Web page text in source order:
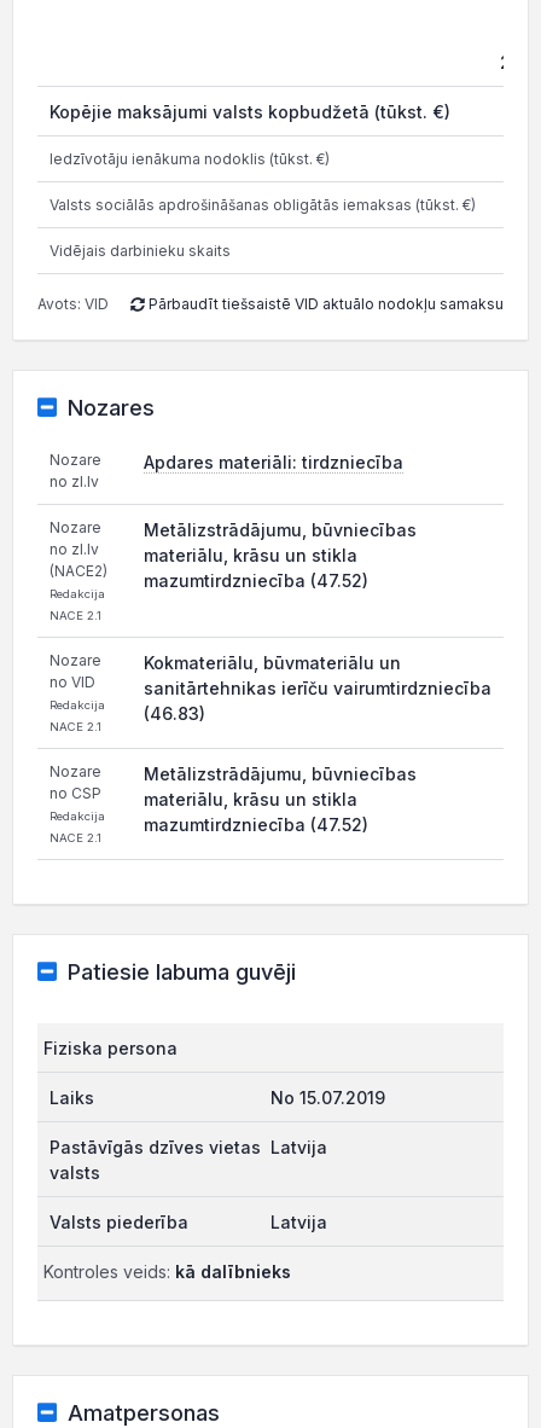
2025
Kopējie maksājumi valsts kopbudžetā (tūkst. €)
Iedzīvotāju ienākuma nodoklis (tūkst. €)
Valsts sociālās apdrošināšanas obligātās iemaksas (tūkst. €)
Vidējais darbinieku skaits
Avots: VID Pārbaudīt tiešsaistē VID aktuālo nodokļu samaksu
Nozares
Nozare
no zl.lv
Apdares materiāli: tirdzniecība
Nozare
no zl.lv
(NACE2)
Redakcija
NACE 2.1
Metālizstrādājumu, būvniecības
materiālu, krāsu un stikla
mazumtirdzniecība (47.52)
Nozare
no VID
Redakcija
NACE 2.1
Kokmateriālu, būvmateriālu un
sanitārtehnikas ierīču vairumtirdzniecība
(46.83)
Nozare
no CSP
Redakcija
NACE 2.1
Metālizstrādājumu, būvniecības
materiālu, krāsu un stikla
mazumtirdzniecība (47.52)
Patiesie labuma guvēji
Fiziska persona
No 15.07.2019
Latvija
Latvija
Kontroles veids: kā dalībnieks
Amatpersonas